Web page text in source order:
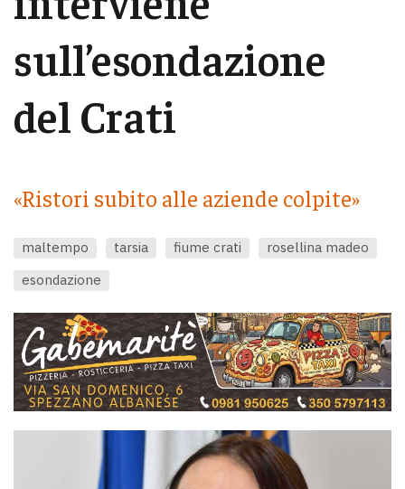
sull’esondazione
del Crati
«Ristori subito alle aziende colpite»
maltempo tarsia fiume crati
rosellina madeo
esondazione